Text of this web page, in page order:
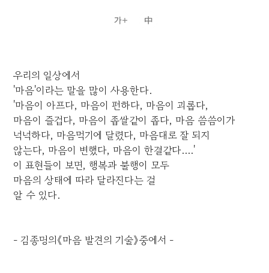
우리의 일상에서
'마음'이라는 말을 많이 사용한다.
'마음이 아프다, 마음이 편하다, 마음이 괴롭다,
마음이 즐겁다, 마음이 좁쌀같이 좁다, 마음 씀씀이가
넉넉하다, 마음먹기에 달렸다, 마음대로 잘 되지
않는다, 마음이 변했다, 마음이 한결같다....'
이 표현들이 보면, 행복과 불행이 모두
마음의 상태에 따라 달라진다는 걸
알 수 있다.
- 김종명의《마음 발견의 기술》중에서 -